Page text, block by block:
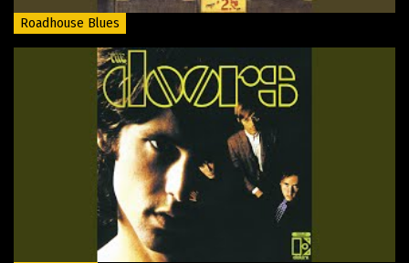
Roadhouse Blues